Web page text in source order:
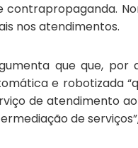
contrapropaganda.
nos atendimentos.
que que, por
e robotizada
de atendimento
de